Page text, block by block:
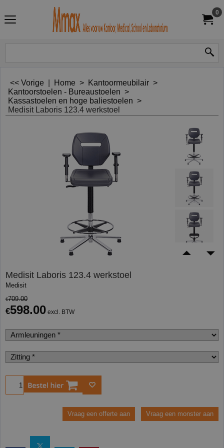
0
<< Vorige Home > Kantoormeubilair >
Kantoorstoelen - Bureaustoelen >
Kassastoelen en hoge baliestoelen >
Medisit Laboris 123.4 werkstoel
Medisit Laboris 123.4 werkstoel
Medisit
€709.00
€598.00 excl. BTW
Bestel
Vraag een offerte aan Vraag een monster aan